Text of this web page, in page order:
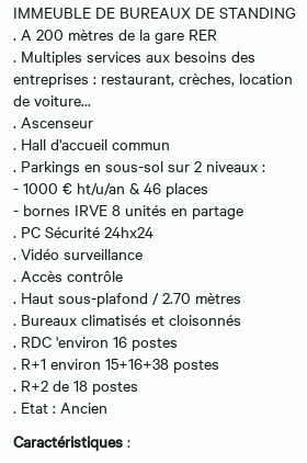
IMMEUBLE DE BUREAUX DE STANDING
. A 200 mètres de la gare RER
. Multiples services aux besoins des
entreprises : restaurant, crèches, location
de voiture...
. Ascenseur
. Hall d'accueil commun
. Parkings en sous-sol sur 2 niveaux :
- 1000 € ht/u/an & 46 places
- bornes IRVE 8 unités en partage
. PC Sécurité 24hx24
. Vidéo surveillance
. Accès contrôle
. Haut sous-plafond / 2.70 mètres
. Bureaux climatisés et cloisonnés
. RDC 'environ 16 postes
. R+1 environ 15+16+38 postes
. R+2 de 18 postes
. Etat : Ancien
Caractéristiques :